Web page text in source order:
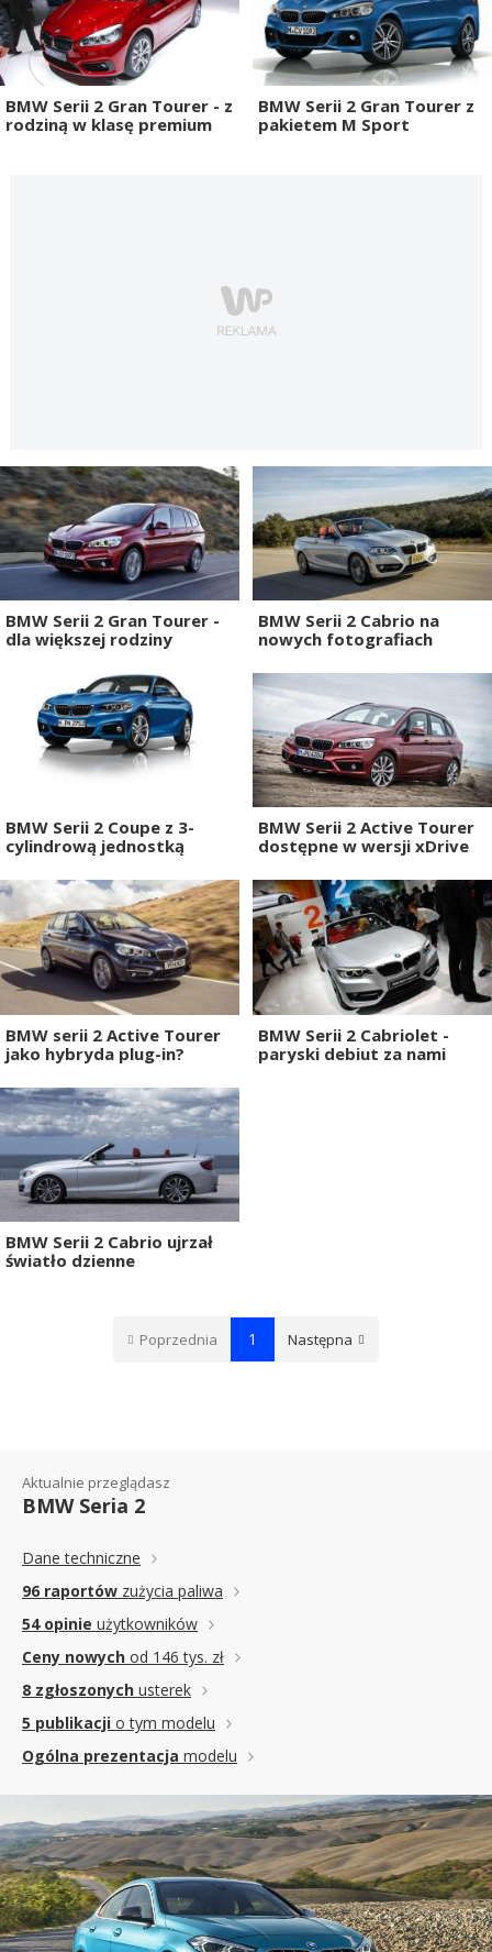
BMW Serii 2 Gran Tourer - z
rodziną w klasę premium
BMW Serii 2 Gran Tourer z
pakietem M Sport
BMW Serii 2 Gran Tourer -
dla większej rodziny
BMW Serii 2 Cabrio na
nowych fotografiach
BMW Serii 2 Coupe z 3-
cylindrową jednostką
BMW Serii 2 Active Tourer
dostępne w wersji xDrive
BMW serii 2 Active Tourer
jako hybryda plug-in?
BMW Serii 2 Cabriolet -
paryski debiut za nami
BMW Serii 2 Cabrio ujrzał
światło dzienne
Poprzednia 1 Następna
Aktualnie przeglądasz
BMW Seria 2
Dane techniczne
96 raportów zużycia paliwa
54 opinie użytkowników
Ceny nowych od 146 tys. zł
8 zgłoszonych usterek
5 publikacji o tym modelu
Ogólna prezentacja modelu